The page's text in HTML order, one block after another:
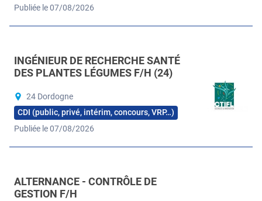
Publiée le 07/08/2026
INGÉNIEUR DE RECHERCHE SANTÉ
DES PLANTES LÉGUMES F/H (24)
24 Dordogne
CDI (public, privé, intérim, concours, VRP…)
Publiée le 07/08/2026
ALTERNANCE - CONTRÔLE DE
GESTION F/H